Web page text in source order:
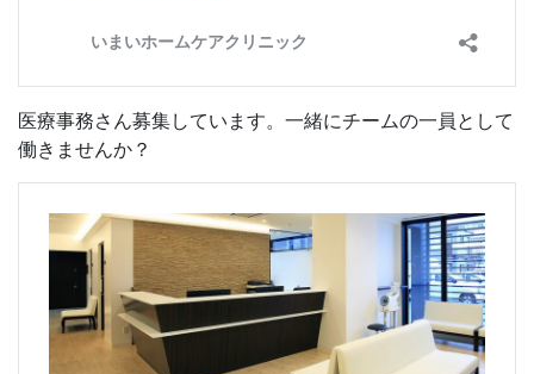
医療事務さん募集しています。一緒にチームの一員として
働きませんか？